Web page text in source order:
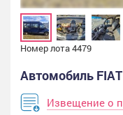
Номер лота 4479
Автомобиль
Извещение о